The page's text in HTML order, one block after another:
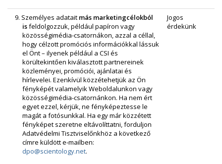
9. Személyes adatait más marketingcélokból
isfeldolgozzuk, például papíron vagy
közösségimédia-csatornákon, azzal a céllal,
hogy célzott promóciós információkkal lássuk
el Önt – ilyenek például a CSI és
körültekintően kiválasztott partnereinek
közleményei, promóciói, ajánlatai és
hírlevelei. Ezenkívül közzétehetjük az Ön
fényképét valamelyik Weboldalunkon vagy
közösségimédia-csatornánkon. Ha nem ért
egyet ezzel, kérjük, ne fényképeztesse le
magát a fotósunkkal. Ha egy már közzétett
fényképet szeretne eltávolíttatni, forduljon
Adatvédelmi Tisztviselőnkhöz a következő
címre küldött e‑mailben:
dpo@scientology.net.
Jogos
érdekünk